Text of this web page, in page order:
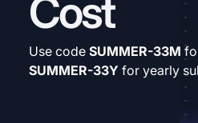
Cost
Use code SUMMER-33M
SUMMER-33Y for yearly